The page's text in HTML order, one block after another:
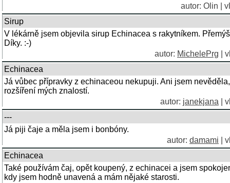
autor: Olin |
Sirup
V lékárně jsem objevila sirup Echinacea s rakytníkem.
Díky. :-)
autor: MichelePrg |
Echinacea
Já vůbec přípravky z echinaceou nekupuji. Ani jsem
rozšíření mých znalostí.
autor: janekjana |
---
Já piji čaje a měla jsem i bonbóny.
autor: damami |
Echinacea
Také používám čaj, opět koupený, z echinacei a jsem
kdy jsem hodně unavená a mám nějaké starosti.